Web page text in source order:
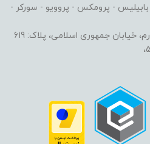
بابیلیس - پرومکس - پروویو - سورکر -
آدرس : جمهوری اسلامی، کوچه رم، خیابان جمهوری اسلامی، پلاک: 619